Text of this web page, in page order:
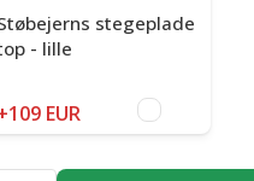
stegeplade
- lille
EUR